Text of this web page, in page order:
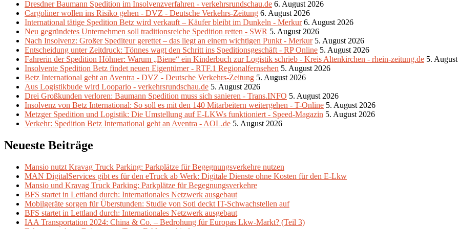
Dresdner Baumann Spedition im Insolvenzverfahren - verkehrsrundschau.de 6. August 2026
Cargoliner wollen ins Risiko gehen - DVZ - Deutsche Verkehrs-Zeitung 6. August 2026
International tätige Spedition Betz wird verkauft – Käufer bleibt im Dunkeln - Merkur 6. August 2026
Neu gegründetes Unternehmen soll traditionsreiche Spedition retten - SWR 5. August 2026
Nach Insolvenz: Großer Spediteur gerettet – das liegt an einem wichtigen Punkt - Merkur 5. August 2026
Entscheidung unter Zeitdruck: Tönnes wagt den Schritt ins Speditionsgeschäft - RP Online 5. August 2026
Fahrerin der Spedition Höhner: Warum „Biene“ ein Kinderbuch zur Logistik schrieb - Kreis Altenkirchen - rhein-zeitung.de 5.
Insolvente Spedition Betz findet neuen Eigentümer - RTF.1 Regionalfernsehen 5. August 2026
Betz International geht an Aventra - DVZ - Deutsche Verkehrs-Zeitung 5. August 2026
Aus Logistikbude wird Loopario - verkehrsrundschau.de 5. August 2026
Drei Großkunden verloren: Baumann Spedition muss sich sanieren - Trans.INFO 5. August 2026
Insolvenz von Betz International: So soll es mit den 140 Mitarbeitern weitergehen - T-Online 5. August 2026
Metzger Spedition und Logistik: Die Umstellung auf E-LKWs funktioniert - Speed-Magazin 5. August 2026
Verkehr: Spedition Betz International geht an Aventra - AOL.de 5. August 2026
Neueste Beiträge
Mansio nutzt Kravag Truck Parking: Parkplätze für Begegnungsverkehre nutzen
MAN DigitalServices gibt es für den eTruck ab Werk: Digitale Dienste ohne Kosten für den E-Lkw
Mansio und Kravag Truck Parking: Parkplätze für Begegnungsverkehre
BFS startet in Lettland durch: Internationales Netzwerk ausgebaut
Mobilgeräte sorgen für Überstunden: Studie von Soti deckt IT-Schwachstellen auf
BFS startet in Lettland durch: Internationales Netzwerk ausgebaut
IAA Transportation 2024: China & Co. – Bedrohung für Europas Lkw-Markt? (Teil 3)